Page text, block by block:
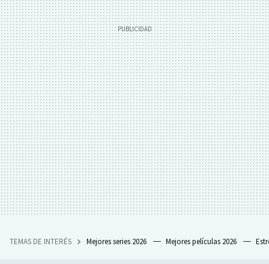
TEMAS DE INTERÉS Mejores series 2026 Mejores películas 2026